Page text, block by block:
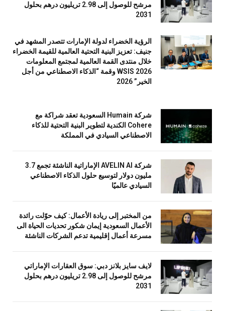
مرشح للوصول إلى 2.98 تريليون درهم بحلول
2031
الرؤية الخضراء لدولة الإمارات تتصدر المشهد في
جنيف: تعزيز البنية التحتية العالمية للقيمة الخضراء
خلال منتدى القمة العالمية لمجتمع المعلومات
WSIS 2026 وقمة “الذكاء الاصطناعي من أجل
الخير” 2026
شركة Humain السعودية تعقد شراكة مع
Cohere الكندية لتطوير البنية التحتية للذكاء
الاصطناعي السيادي في المملكة
شركة AVELIN AI الإماراتية الناشئة تجمع 3.7
مليون دولار لتوسيع حلول الذكاء الاصطناعي
السيادي عالميًا
من المختبر إلى ريادة الأعمال: كيف حوّلت رائدة
الأعمال السعودية إيمان شكور تحديات الحياة الى
مسرعة أعمال إقليمية تدعم الشركات الناشئة
لايف سايز بلانز دبي: سوق العقارات الإماراتي
مرشح للوصول إلى 2.98 تريليون درهم بحلول
2031